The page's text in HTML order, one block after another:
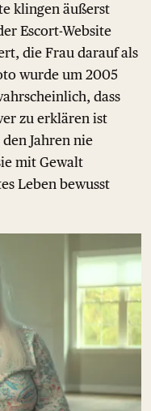
klingen äußerst
Escort-Website
die Frau darauf als
wurde um 2005
dass
zu erklären ist
Jahren nie
mit Gewalt
Leben bewusst